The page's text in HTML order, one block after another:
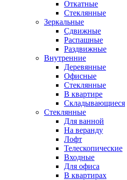
Откатные
Стеклянные
Зеркальные
Сдвижные
Распашные
Раздвижные
Внутренние
Деревянные
Офисные
Стеклянные
В квартире
Складывающиеся
Стеклянные
Для ванной
На веранду
Лофт
Телескопические
Входные
Для офиса
В квартирах